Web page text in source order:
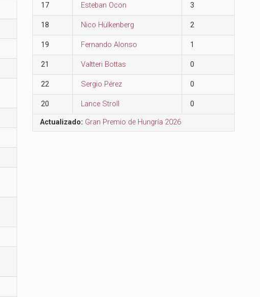
17 Esteban Ocon 3
18 Nico Hülkenberg 2
19 Fernando Alonso 1
21 Valtteri Bottas 0
22 Sergio Pérez 0
20 Lance Stroll 0
Actualizado: Gran Premio de Hungría 2026